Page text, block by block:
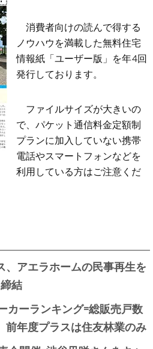
消費者向けの読んで得する
ノウハウを満載した無料住宅
情報紙「ユーザー版」を年4回
発行しております。
ファイルサイズが大きいの
で、パケット通信料金定額制
プランに加入していない携帯
電話やスマートフォンなどを
利用している方はご注意くだ
、アエラホームの民事再生を
結
カーランキング=総販売戸数
前年度プラスは住友林業のみ